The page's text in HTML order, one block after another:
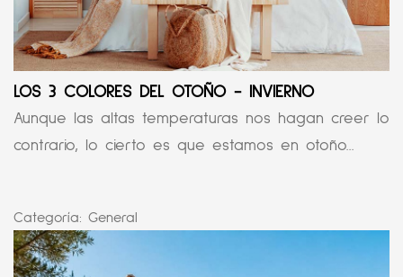
LOS 3 COLORES DEL OTOÑO - INVIERNO
Aunque las altas temperaturas nos hagan creer lo
contrario, lo cierto es que estamos en otoño...
Categoría: General